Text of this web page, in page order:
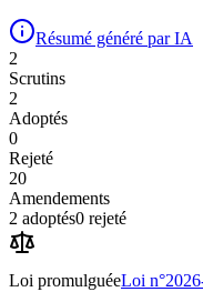
Résumé généré par IA
2
Scrutins
2
Adoptés
0
Rejeté
20
Amendements
2 adoptés0 rejeté
Loi promulguéeLoi n°